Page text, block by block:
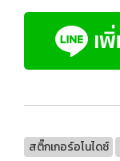
สติ๊กเกอร์อโนไดซ์